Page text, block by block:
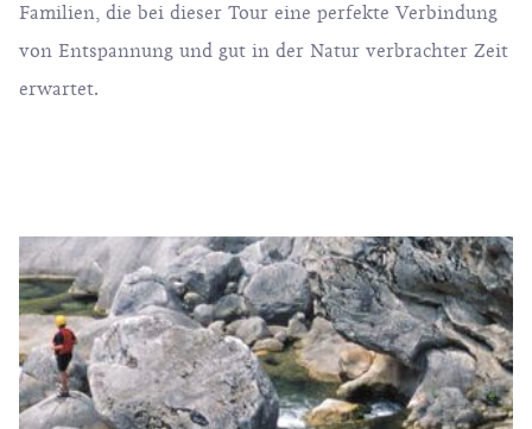
Familien, die bei dieser Tour eine perfekte Verbindung
von Entspannung und gut in der Natur verbrachter Zeit
erwartet.